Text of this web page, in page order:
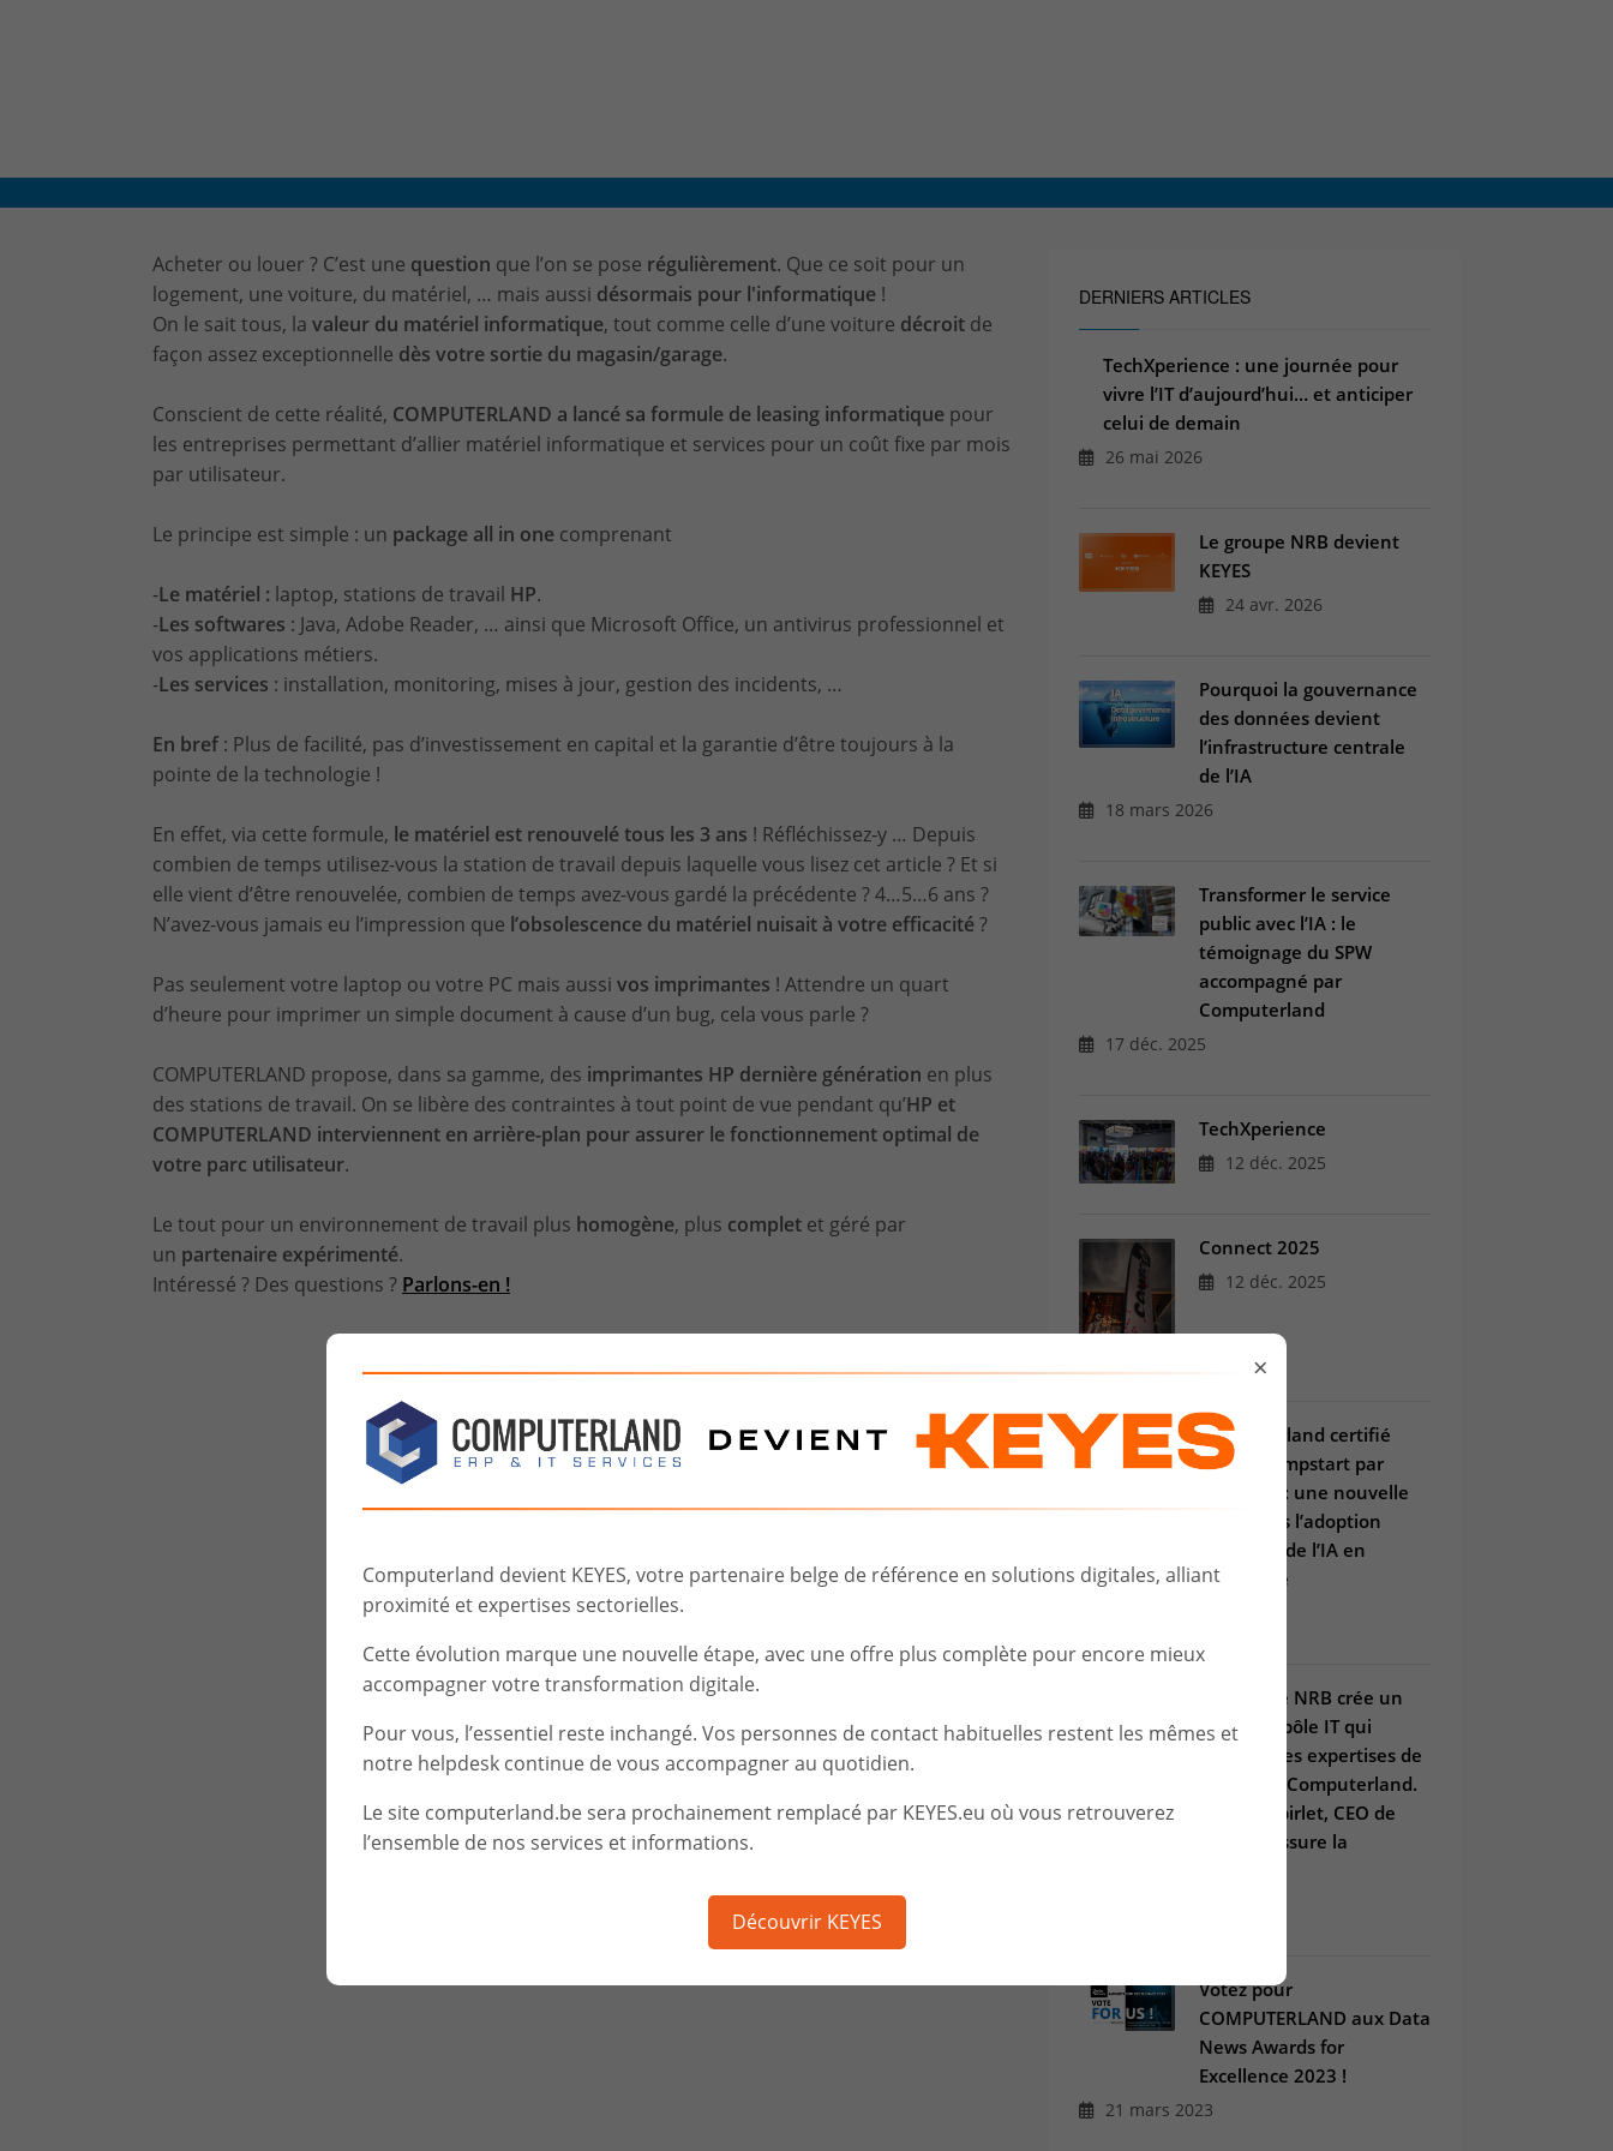
×
Computerland devient KEYES, votre partenaire belge de référence en solutions digitales, alliant
proximité et expertises sectorielles.
Cette évolution marque une nouvelle étape, avec une offre plus complète pour encore mieux
accompagner votre transformation digitale.
Pour vous, l’essentiel reste inchangé. Vos personnes de contact habituelles restent les mêmes et
notre helpdesk continue de vous accompagner au quotidien.
Le site computerland.be sera prochainement remplacé par KEYES.eu où vous retrouverez
l’ensemble de nos services et informations.
Découvrir KEYES
Acheter ou louer ? C’est une question que l’on se pose régulièrement. Que ce soit pour un
logement, une voiture, du matériel, … mais aussi désormais pour l'informatique !
On le sait tous, la valeur du matériel informatique, tout comme celle d’une voiture décroit de
façon assez exceptionnelle dès votre sortie du magasin/garage.
Conscient de cette réalité, COMPUTERLAND a lancé sa formule de leasing informatique pour
les entreprises permettant d’allier matériel informatique et services pour un coût fixe par mois
par utilisateur.
Le principe est simple : un package all in one comprenant
-Le matériel : laptop, stations de travail HP.
-Les softwares : Java, Adobe Reader, … ainsi que Microsoft Office, un antivirus professionnel et
vos applications métiers.
-Les services : installation, monitoring, mises à jour, gestion des incidents, …
En bref : Plus de facilité, pas d’investissement en capital et la garantie d’être toujours à la
pointe de la technologie !
En effet, via cette formule, le matériel est renouvelé tous les 3 ans ! Réfléchissez-y … Depuis
combien de temps utilisez-vous la station de travail depuis laquelle vous lisez cet article ? Et si
elle vient d’être renouvelée, combien de temps avez-vous gardé la précédente ? 4…5…6 ans ?
N’avez-vous jamais eu l’impression que l’obsolescence du matériel nuisait à votre efficacité?
Pas seulement votre laptop ou votre PC mais aussi vos imprimantes ! Attendre un quart
d’heure pour imprimer un simple document à cause d’un bug, cela vous parle ?
COMPUTERLAND propose, dans sa gamme, des imprimantes HP dernière génération en plus
des stations de travail. On se libère des contraintes à tout point de vue pendant qu’HP et
COMPUTERLAND interviennent en arrière-plan pour assurer le fonctionnement optimal de
votre parc utilisateur.
Le tout pour un environnement de travail plus homogène, plus complet et géré par
un partenaire expérimenté.
Intéressé ? Des questions ? Parlons-en !
DERNIERS ARTICLES
TechXperience : une journée pour
vivre l’IT d’aujourd’hui… et anticiper
celui de demain
26 mai 2026
Le groupe NRB devient
KEYES
24 avr. 2026
Pourquoi la gouvernance
des données devient
l’infrastructure centrale
de l’IA
18 mars 2026
Transformer le service
public avec l’IA : le
témoignage du SPW
accompagné par
Computerland
17 déc. 2025
TechXperience
12 déc. 2025
Connect 2025
12 déc. 2025
Computerland certifié
Copilot Jumpstart par
Microsoft : une nouvelle
étape vers l’adoption
maîtrisée de l’IA en
entreprise
Le Groupe NRB crée un
nouveau pôle IT qui
combine les expertises de
Win et de Computerland.
Arnaud Spirlet, CEO de
Win, en assure la
Votez pour
COMPUTERLAND aux Data
News Awards for
Excellence 2023 !
21 mars 2023